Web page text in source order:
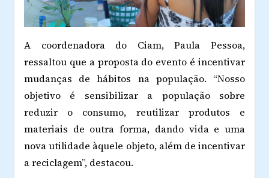
A coordenadora do Ciam, Paula Pessoa,
ressaltou que a proposta do evento é incentivar
mudanças de hábitos na população. “Nosso
objetivo é sensibilizar a população sobre
reduzir o consumo, reutilizar produtos e
materiais de outra forma, dando vida e uma
nova utilidade àquele objeto, além de incentivar
a reciclagem”, destacou.